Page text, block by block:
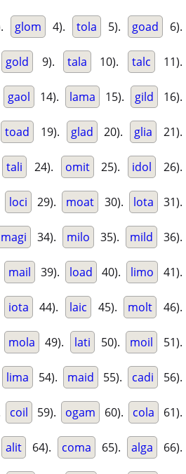
glom 4). tola 5). goad 6).
gold 9). tala 10). talc 11).
gaol 14). lama 15). gild 16).
toad 19). glad 20). glia 21).
tali 24). omit 25). idol 26).
loci 29). moat 30). lota 31).
magi 34). milo 35). mild 36).
mail 39). load 40). limo 41).
iota 44). laic 45). molt 46).
mola 49). lati 50). moil 51).
lima 54). maid 55). cadi 56).
coil 59). ogam 60). cola 61).
alit 64). coma 65). alga 66).